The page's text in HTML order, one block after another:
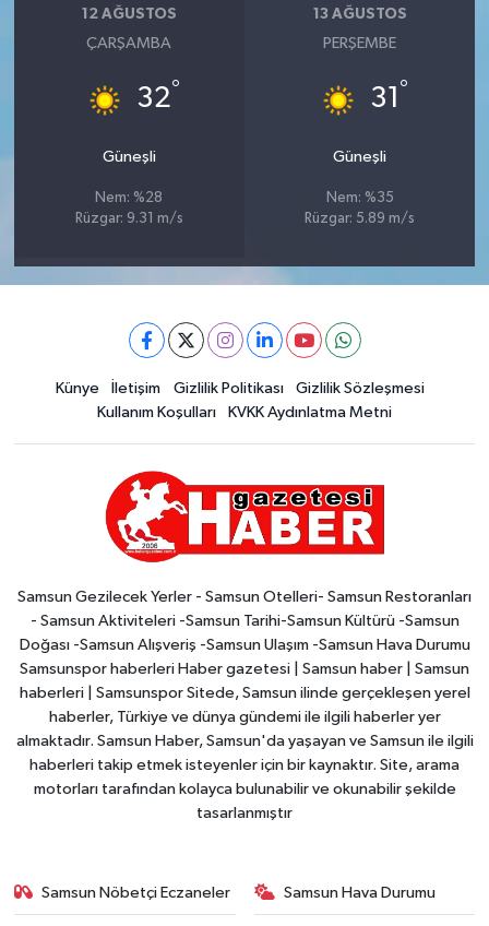
12 AĞUSTOS
ÇARŞAMBA
32°
Güneşli
Nem: %28
Rüzgar: 9.31 m/s
13 AĞUSTOS
PERŞEMBE
31 °
Güneşli
Nem: %35
Rüzgar: 5.89 m/s
Künye İletişim Gizlilik Politikası
Gizlilik Sözleşmesi
Kullanım Koşulları
KVKK Aydınlatma Metni
Samsun Gezilecek Yerler - Samsun Otelleri- Samsun Restoranları
- Samsun Aktiviteleri -Samsun Tarihi-Samsun Kültürü -Samsun
Doğası -Samsun Alışveriş -Samsun Ulaşım -Samsun Hava Durumu
Samsunspor haberleri Haber gazetesi | Samsun haber | Samsun
haberleri | Samsunspor Sitede, Samsun ilinde gerçekleşen yerel
haberler, Türkiye ve dünya gündemi ile ilgili haberler yer
almaktadır. Samsun Haber, Samsun'da yaşayan ve Samsun ile ilgili
haberleri takip etmek isteyenler için bir kaynaktır. Site, arama
motorları tarafından kolayca bulunabilir ve okunabilir şekilde
tasarlanmıştır
Samsun Nöbetçi Eczaneler Samsun Hava Durumu